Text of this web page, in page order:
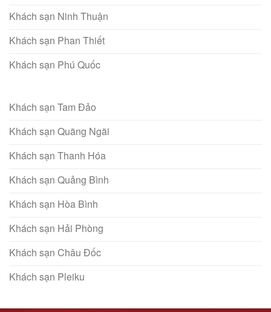
Khách sạn Ninh Thuận
Khách sạn Phan Thiết
Khách sạn Phú Quốc
Khách sạn Tam Đảo
Khách sạn Quãng Ngãi
Khách sạn Thanh Hóa
Khách sạn Quảng Bình
Khách sạn Hòa Bình
Khách sạn Hải Phòng
Khách sạn Châu Đốc
Khách sạn Pleiku